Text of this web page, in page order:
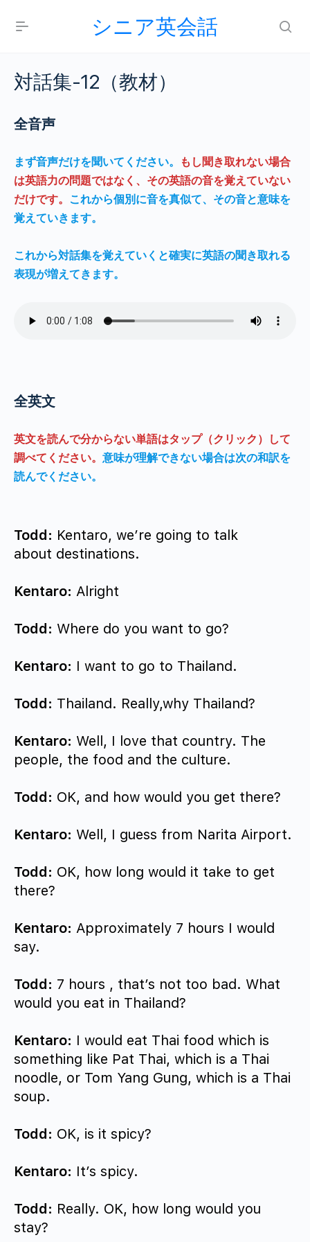
シニア英会話
対話集-12（教材）
全音声
まず音声だけを聞いてください。
もし聞き取れない場合
は英語力の問題ではなく、その英語の音を覚えていない
だけです。 これから個別に音を真似て、その音と意味を
覚えていきます。
これから対話集を覚えていくと確実に英語の聞き取れる
表現が増えてきます。
全英文
英文を読んで分からない単語はタップ（クリック）して
調べてください。 意味が理解できない場合は次の和訳を
読んでください。
Todd: Kentaro, we’re going to talk
about destinations.
Kentaro: Alright
Todd: Where do you want to go?
Kentaro: I want to go to Thailand.
Todd: Thailand. Really,why Thailand?
Kentaro: Well, I love that country. The
people, the food and the culture.
Todd: OK, and how would you get there?
Kentaro: Well, I guess from Narita Airport.
Todd: OK, how long would it take to get
there?
Kentaro: Approximately 7 hours I would
say.
Todd: 7 hours , that’s not too bad. What
would you eat in Thailand?
Kentaro: I would eat Thai food which is
something like Pat Thai, which is a Thai
noodle, or Tom Yang Gung, which is a Thai
soup.
Todd: OK, is it spicy?
Kentaro: It’s spicy.
Todd: Really. OK, how long would you
stay?